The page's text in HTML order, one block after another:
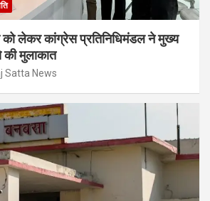
को लेकर कांग्रेस प्रतिनिधिमंडल ने मुख्य
की मुलाकात
Satta News